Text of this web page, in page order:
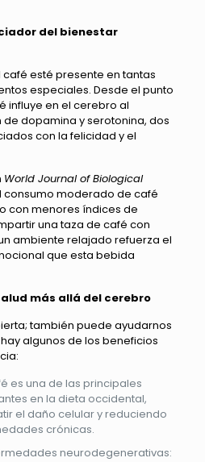
del bienestar
esté presente en tantas
especiales. Desde el punto
influye en el cerebro al
dopamina y serotonina, dos
con la felicidad y el
World Journal of Biological
moderado de café
con menores índices de
una taza de café con
ambiente relajado refuerza el
que esta bebida
más allá del cerebro
también puede ayudarnos
algunos de los beneficios
es una de las principales
en la dieta occidental,
el daño celular y reduciendo
crónicas.
neurodegenerativas: